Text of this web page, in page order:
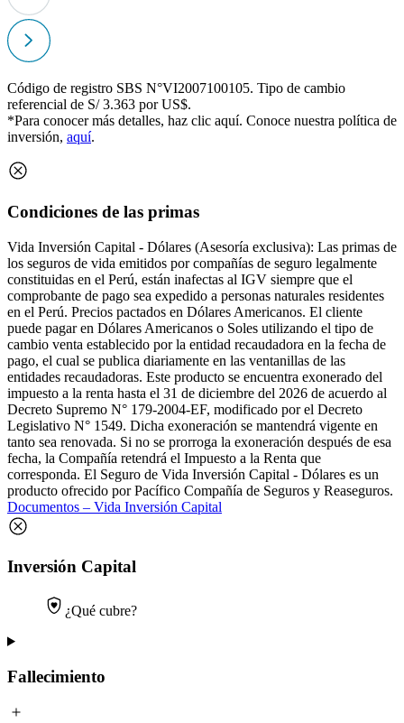
Código de registro SBS N°VI2007100105. Tipo de cambio
referencial de S/ 3.363 por US$.
*Para conocer más detalles, haz clic aquí. Conoce nuestra política de
inversión, aquí.
Condiciones de las primas
Vida Inversión Capital - Dólares (Asesoría exclusiva): Las primas de
los seguros de vida emitidos por compañías de seguro legalmente
constituidas en el Perú, están inafectas al IGV siempre que el
comprobante de pago sea expedido a personas naturales residentes
en el Perú. Precios pactados en Dólares Americanos. El cliente
puede pagar en Dólares Americanos o Soles utilizando el tipo de
cambio venta establecido por la entidad recaudadora en la fecha de
pago, el cual se publica diariamente en las ventanillas de las
entidades recaudadoras. Este producto se encuentra exonerado del
impuesto a la renta hasta el 31 de diciembre del 2026 de acuerdo al
Decreto Supremo N° 179-2004-EF, modificado por el Decreto
Legislativo N° 1549. Dicha exoneración se mantendrá vigente en
tanto sea renovada. Si no se prorroga la exoneración después de esa
fecha, la Compañía retendrá el Impuesto a la Renta que
corresponda. El Seguro de Vida Inversión Capital - Dólares es un
producto ofrecido por Pacífico Compañía de Seguros y Reaseguros.
Documentos – Vida Inversión Capital
Inversión Capital
¿Qué cubre?
Fallecimiento